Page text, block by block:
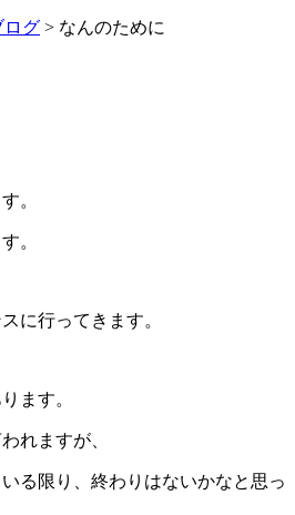
ログ > なんのために
。
。
に行ってきます。
ます。
れますが、
る限り、終わりはないかなと思っ